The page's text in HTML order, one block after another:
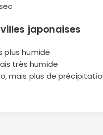
japonaises
plus humide
très humide
mais plus de